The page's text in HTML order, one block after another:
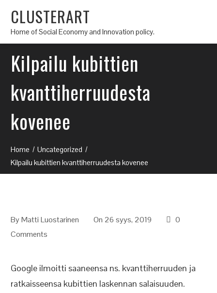
CLUSTERART
Home of Social Economy and Innovation policy.
Kilpailu kubittien
kvanttiherruudesta
kovenee
Home
Uncategorized
Kilpailu kubittien kvanttiherruudesta kovenee
ByMatti Luostarinen On 26 syys, 2019
0
Comments
Google ilmoitti saaneensa ns. kvanttiherruuden ja
ratkaisseensa kubittien laskennan salaisuuden.